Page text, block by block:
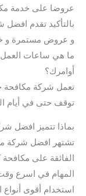
عروضا على خدمة
بالتأكيد تقدم
و عروض مستمرة و
ما هي ساعات
أوامرك؟
توقف حتى في أيام
بماذا تتميز افضل
تشتهر افضل شركة
الفائقة على
المهام في اسرع
استخدام أقوى أنواع